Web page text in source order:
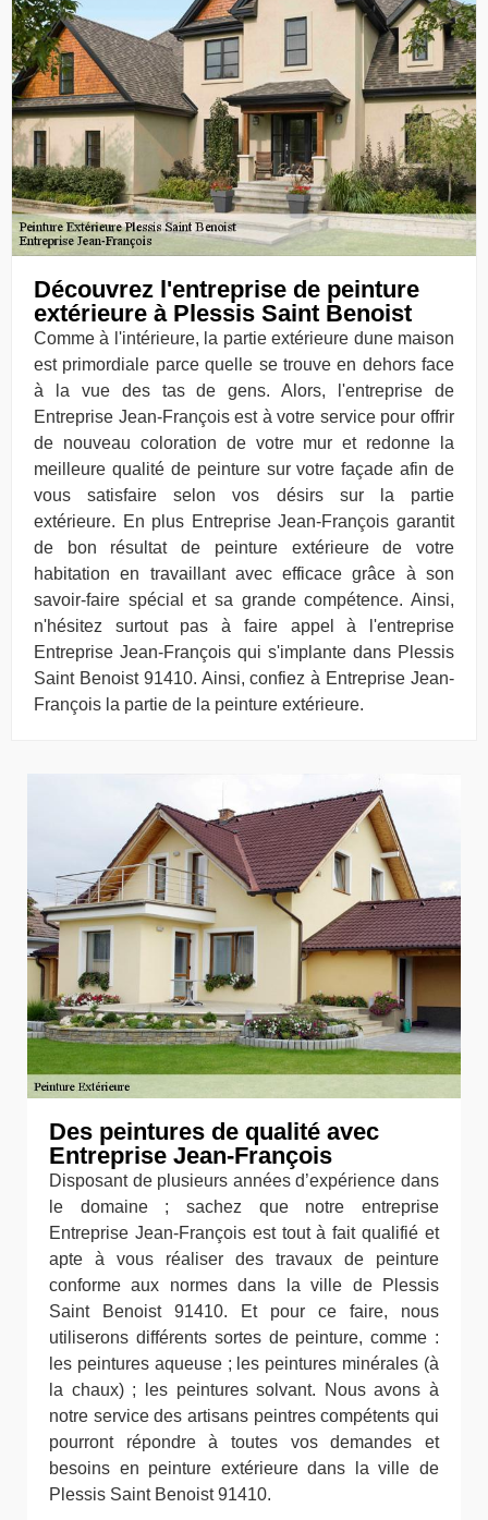
Découvrez l'entreprise de peinture
extérieure à Plessis Saint Benoist
Comme à l'intérieure, la partie extérieure dune maison
est primordiale parce quelle se trouve en dehors face
à la vue des tas de gens. Alors, l'entreprise de
Entreprise Jean-François est à votre service pour offrir
de nouveau coloration de votre mur et redonne la
meilleure qualité de peinture sur votre façade afin de
vous satisfaire selon vos désirs sur la partie
extérieure. En plus Entreprise Jean-François garantit
de bon résultat de peinture extérieure de votre
habitation en travaillant avec efficace grâce à son
savoir-faire spécial et sa grande compétence. Ainsi,
n'hésitez surtout pas à faire appel à l'entreprise
Entreprise Jean-François qui s'implante dans Plessis
Saint Benoist 91410. Ainsi, confiez à Entreprise Jean-
François la partie de la peinture extérieure.
Des peintures de qualité avec
Entreprise Jean-François
Disposant de plusieurs années d’expérience dans
le domaine ; sachez que notre entreprise
Entreprise Jean-François est tout à fait qualifié et
apte à vous réaliser des travaux de peinture
conforme aux normes dans la ville de Plessis
Saint Benoist 91410. Et pour ce faire, nous
utiliserons différents sortes de peinture, comme :
les peintures aqueuse ; les peintures minérales (à
la chaux) ; les peintures solvant. Nous avons à
notre service des artisans peintres compétents qui
pourront répondre à toutes vos demandes et
besoins en peinture extérieure dans la ville de
Plessis Saint Benoist 91410.